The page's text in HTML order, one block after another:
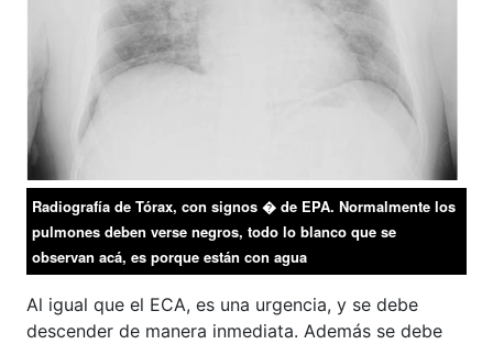
Radiografía de Tórax, con signos � de EPA. Normalmente los
pulmones deben verse negros, todo lo blanco que se
observan acá, es porque están con agua
Al igual que el ECA, es una urgencia, y se debe
descender de manera inmediata. Además se debe